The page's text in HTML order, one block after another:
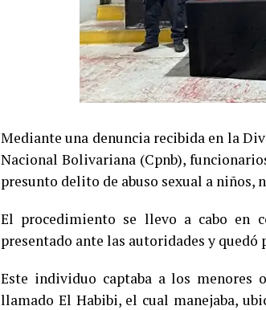
Mediante una denuncia recibida en la
Nacional Bolivariana (Cpnb),
presunto delito de abuso sexual a niños,
El procedimiento se llevo a cabo en
presentado ante las autoridades y quedó
Este individuo captaba a los menores
llamado El Habibi, el cual manejaba,